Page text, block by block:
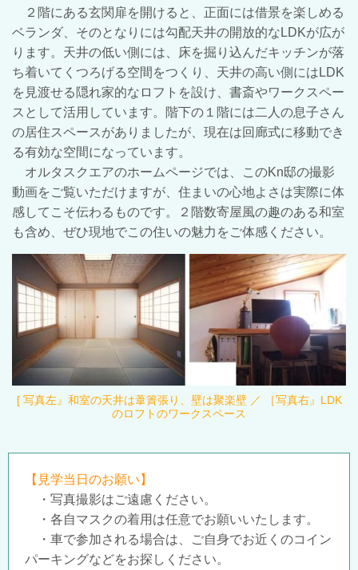
２ 階にある玄関扉を開けると、正面には借景を楽しめる
ベランダ、そのとなりには勾配天井の開放的なLDKが広が
ります。 天井の低い側には、床を掘り込んだキッチンが落
ち着いてくつろげる空間をつくり、天井の高い側にはLDK
を見渡せる隠れ家的なロフトを設け、書斎やワークスペー
スとして活用しています。階下の１階には二人の息子さん
の居住スペースがありましたが、現在は回廊式に移動でき
る有効な空間になっています。
オルタスクエアのホームページでは、このKn邸の撮影
動画をご覧いただけますが、住まいの心地よさは実際に体
感してこそ伝わるものです。２階数寄屋風の趣のある和室
も含め、ぜひ現地でこの住いの魅力をご体感ください。
[ 写真左』和室の天井は葦簀張り、壁は聚楽壁 ／ ［写真右』LDK
のロフトのワークスペース
【見学当日のお願い】
・写真撮影はご遠慮ください。
・各自マスクの着用は任意でお願いいたします。
・車で参加される場合は、ご自身でお近くのコイン
パーキングなどをお探しください。